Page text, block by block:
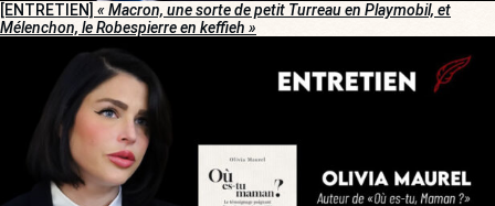
[ENTRETIEN] « Macron, une sorte de petit Turreau en Playmobil, et
Mélenchon, le Robespierre en keffieh »